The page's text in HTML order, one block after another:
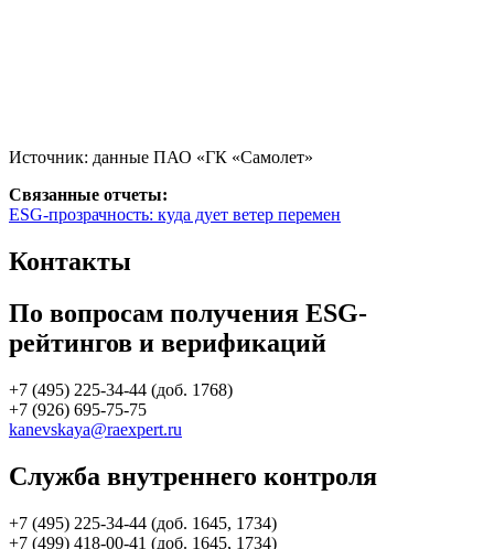
Источник: данные ПАО «ГК «Самолет»
Связанные отчеты:
ESG-прозрачность: куда дует ветер перемен
Контакты
По вопросам получения ESG-
рейтингов и верификаций
+7 (495) 225-34-44 (доб. 1768)
+7 (926) 695-75-75
kanevskaya@raexpert.ru
Служба внутреннего контроля
+7 (495) 225-34-44 (доб. 1645, 1734)
+7 (499) 418-00-41 (доб. 1645, 1734)